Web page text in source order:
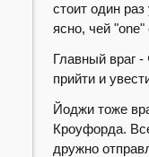
стоит один раз
ясно, чей
Главный враг
прийти и
Йоджи тоже
Кроуфорда.
дружно